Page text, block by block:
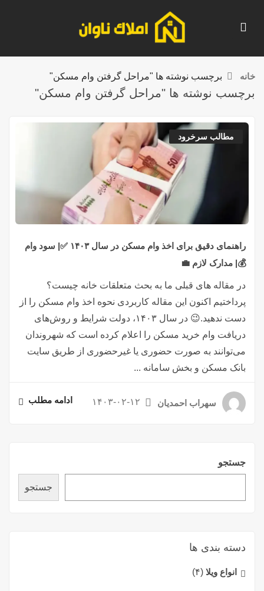
خانه برچسب نوشته ها "مراحل گرفتن وام مسکن"
برچسب نوشته ها "مراحل گرفتن وام مسکن"
جستجو
جستجو
دسته بندی ها
انواع ویلا (۴)
مطالب سرخرود
راهنمای دقیق برای اخذ وام مسکن در سال ۱۴۰۳ ✅| سود وام
💰| مدارک لازم 💼
در مقاله های قبلی ما به بحث متعلقات خانه چیست؟
پرداختیم اکنون این مقاله کاربردی نحوه اخذ وام مسکن را از
دست ندهید.😉 در سال ۱۴۰۳، دولت شرایط و روش‌های
دریافت وام خرید مسکن را اعلام کرده است که شهروندان
می‌توانند به صورت حضوری یا غیرحضوری از طریق سایت
بانک مسکن و بخش سامانه ...
سهراب احمدیان ۱۴۰۳-۰۲-۱۲ ادامه مطلب